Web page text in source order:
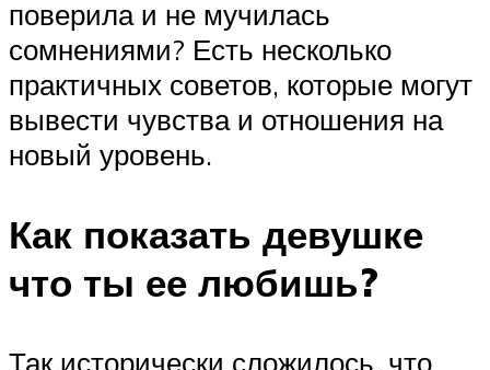
поверила и не мучилась
сомнениями? Есть несколько
практичных советов, которые могут
вывести чувства и отношения на
новый уровень.
Как показать девушке
что ты ее любишь?
Так исторически сложилось, что